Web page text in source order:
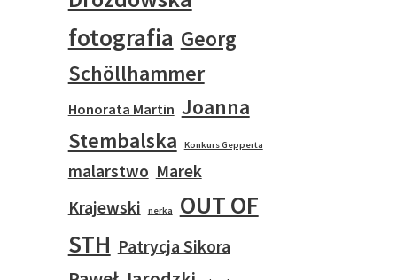
fotografia Georg
Schöllhammer
Honorata Martin Joanna
Stembalska
Konkurs Gepperta
malarstwo Marek
Krajewski
nerka
OUT OF
STH Patrycja Sikora